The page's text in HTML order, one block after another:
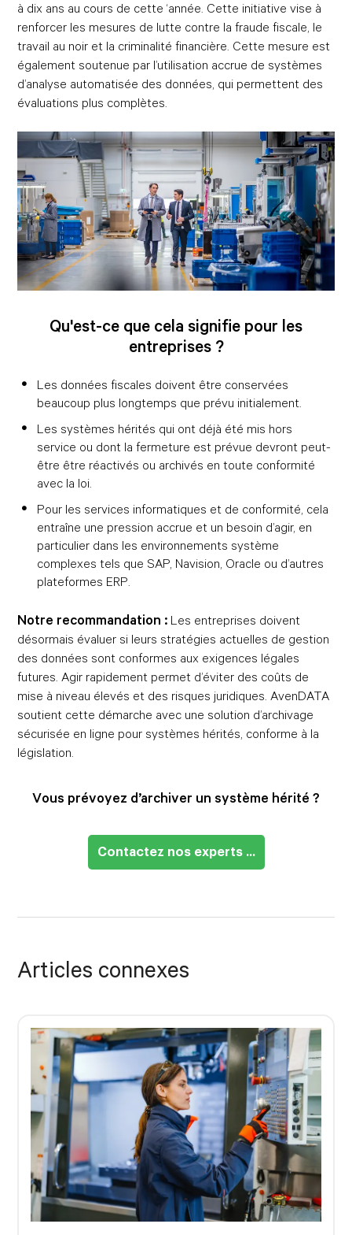
à dix ans au cours de cette ‘année. Cette initiative vise à
renforcer les mesures de lutte contre la fraude fiscale, le
travail au noir et la criminalité financière. Cette mesure est
également soutenue par l’utilisation accrue de systèmes
d’analyse automatisée des données, qui permettent des
évaluations plus complètes.
Qu'est-ce que cela signifie pour les
entreprises ?
Les données fiscales doivent être conservées
beaucoup plus longtemps que prévu initialement.
Les systèmes hérités qui ont déjà été mis hors
service ou dont la fermeture est prévue devront peut-
être être réactivés ou archivés en toute conformité
avec la loi.
Pour les services informatiques et de conformité, cela
entraîne une pression accrue et un besoin d’agir, en
particulier dans les environnements système
complexes tels que SAP, Navision, Oracle ou d’autres
plateformes ERP.
Notre recommandation : Les entreprises doivent
désormais évaluer si leurs stratégies actuelles de gestion
des données sont conformes aux exigences légales
futures. Agir rapidement permet d’éviter des coûts de
mise à niveau élevés et des risques juridiques. AvenDATA
soutient cette démarche avec une solution d’archivage
sécurisée en ligne pour systèmes hérités, conforme à la
législation.
Vous prévoyez d’archiver un système hérité ?
Contactez nos experts ...
Articles connexes